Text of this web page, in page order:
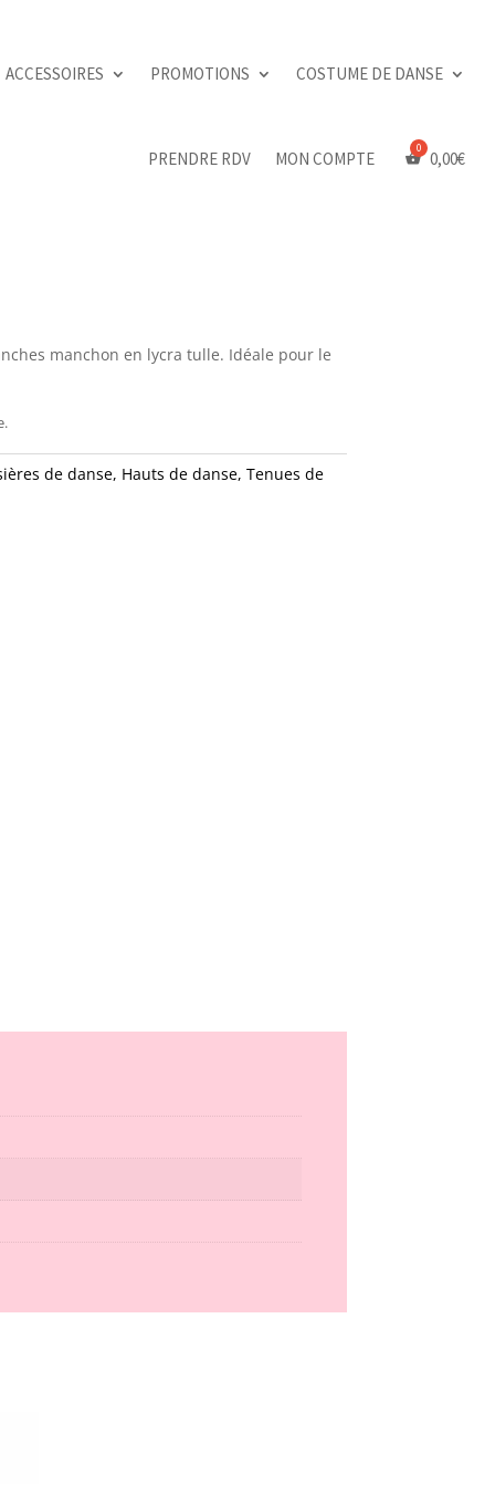
ACCESSOIRES PROMOTIONS COSTUME DE DANSE
PRENDRE RDV MON COMPTE 0,00€
manchon en lycra tulle. Idéale pour le
de danse, Hauts de danse,Tenues de